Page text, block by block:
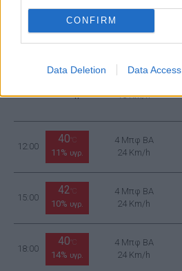
CONFIRM
Data Deletion Data Access
23°C
50%υγρ.
3 Μπφ BA
16 Km/h
34%υγρ.
16 Km/h
12:00
40 °C
11% υγρ.
4 Μπφ BA
24 Km/h
15:00
42 °C
10% υγρ.
4 Μπφ BA
24 Km/h
18:00
40 °C
14% υγρ.
4 Μπφ BA
24 Km/h